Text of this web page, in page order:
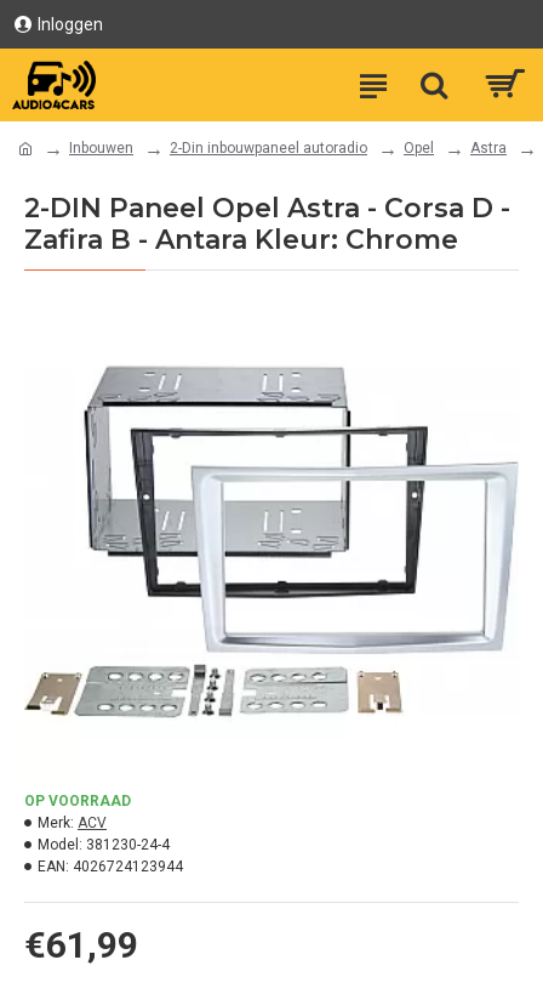
Inloggen
Inbouwen 2-Din inbouwpaneel autoradio Opel Astra
2-DIN Paneel Opel Astra - Corsa D -
Zafira B - Antara Kleur: Chrome
€61,99
OP VOORRAAD
Merk: ACV
Model: 381230-24-4
EAN: 4026724123944